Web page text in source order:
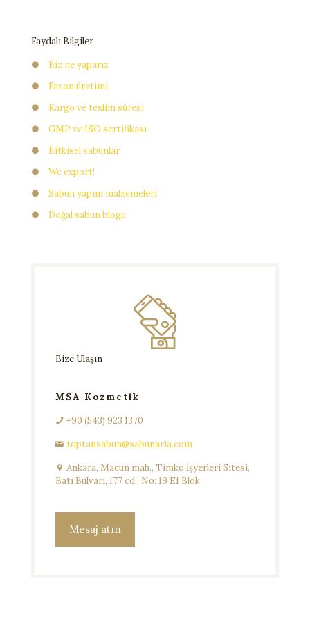
Faydalı Bilgiler
●
Biz ne yaparız
●
Fason üretimi
●
Kargo ve teslim süresi
●
GMP ve ISO sertifikası
●
Bitkisel sabunlar
●
We export!
●
Sabun yapım malzemeleri
●
Doğal sabun blogu
Bize Ulaşın
MSA Kozmetik
+90 (543) 923 1370
toptansabun@sabunaria.com
Ankara, Macun mah., Timko İşyerleri Sitesi,
Batı Bulvarı, 177 cd., No: 19 E1 Blok
Mesaj atın